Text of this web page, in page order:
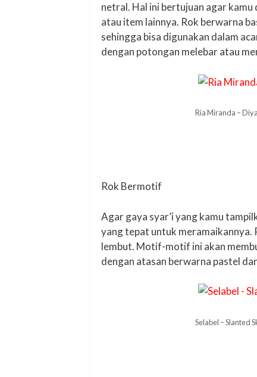
netral. Hal ini bertujuan agar
atau item lainnya. Rok berwarna
sehingga bisa digunakan dalam
dengan potongan melebar atau
Ria Miranda –
Rok Bermotif
Agar gaya syar’i yang kamu
yang tepat untuk
lembut. Motif-motif ini akan
dengan atasan berwarna pastel
Selabel – Slanted